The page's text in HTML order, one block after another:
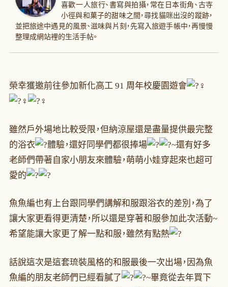
喜歡一人旅行、書寫與拍攝，常在日本街角、古寺
小徑與和菓子的甜味之間，尋找貓咪出沒的蹤跡，
並把旅途中遇見的風景、滋味與片刻，先寫入旅遊手帳中，再慢慢
整理成網站裡的生活手帖。
榮幸獲邀前往參加新化高工 91 周年校慶園遊會
雖然戶外場地比較受限，但納涼屋還是盡量提供最完整
的浴衣
體驗，還好同學們都很捧場
~還有好多
老師們帶著自家小朋友來體驗，萌萌小娃穿起來也超可
愛的
魚魚編也有上台跟同學們講解和服跟浴衣的差別，為了
讓大家更看得更清楚，所以還是穿著和服參加此次活動~
希望能讓大家更了解一點和服，雖然有點熱
話說這次是這套琉裝風格的和服最後一次出場，因為魚
魚編的朋友老師們已經看膩了
~畢竟從去年買下